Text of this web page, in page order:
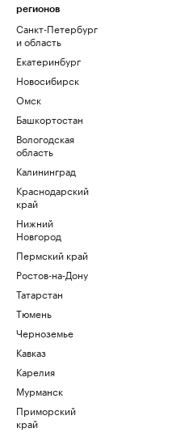
регионов
Санкт-Петербург
и область
Екатеринбург
Новосибирск
Омск
Башкортостан
Вологодская
область
Калининград
Краснодарский
край
Нижний
Новгород
Пермский край
Ростов-на-Дону
Татарстан
Тюмень
Черноземье
Кавказ
Карелия
Мурманск
Приморский
край